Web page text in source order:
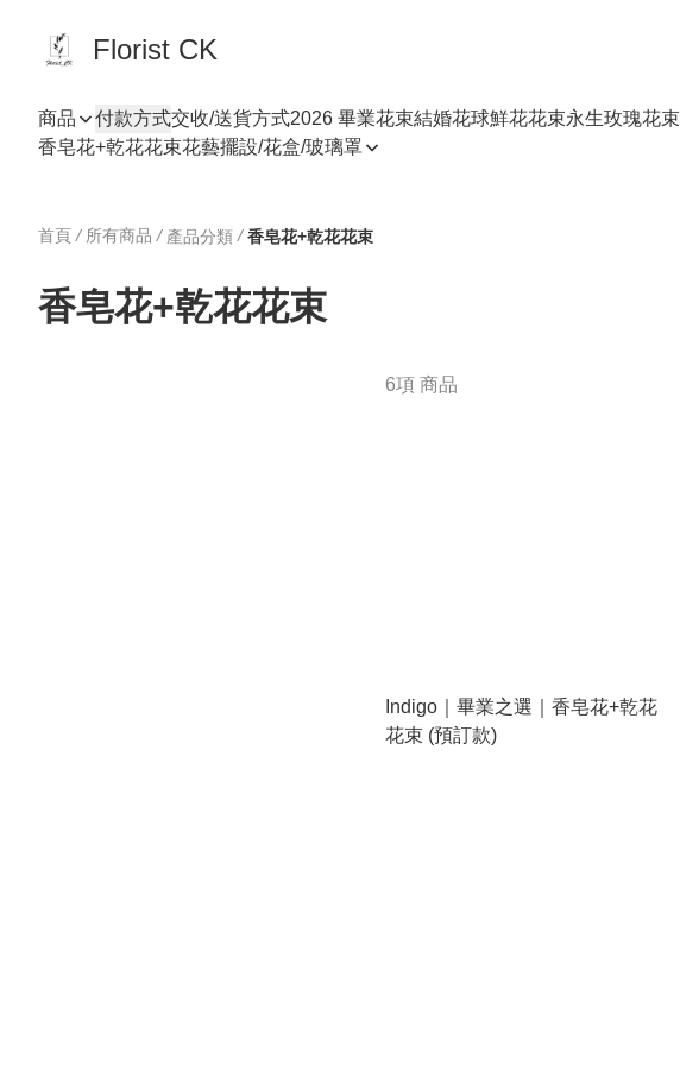
Florist CK
商品 付款方式交收/送貨方式2026 畢業花束結婚花球鮮花花束永生玫瑰花束
香皂花+乾花花束花藝擺設/花盒/玻璃罩
首頁 / 所有商品 / 產品分類 / 香皂花+乾花花束
香皂花+乾花花束
6項 商品
Indigo｜畢業之選｜香皂花+乾花
花束 (預訂款)